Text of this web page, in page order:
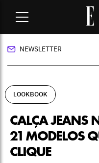
Calça
que valem o clique
NEWSLETTER
LOOKBOOK
CALÇA JEANS
21 MODELOS
CLIQUE